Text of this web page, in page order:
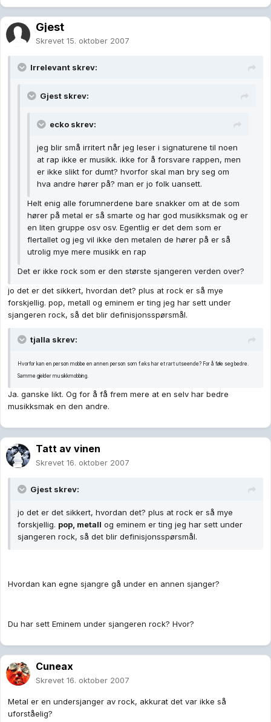
Gjest
Skrevet 15. oktober 2007
Irrelevant skrev:
Gjest skrev:
ecko skrev:
jeg blir små irritert når jeg leser i signaturene til noen
at rap ikke er musikk. ikke for å forsvare rappen, men
er ikke slikt for dumt? hvorfor skal man bry seg om
hva andre hører på? man er jo folk uansett.
Helt enig alle forumnerdene bare snakker om at de som
hører på metal er så smarte og har god musikksmak og er
en liten gruppe osv osv. Egentlig er det dem som er
flertallet og jeg vil ikke den metalen de hører på er så
utrolig mye mere musikk en rap
Det er ikke rock som er den største sjangeren verden over?
jo det er det sikkert, hvordan det? plus at rock er så mye
forskjellig. pop, metall og eminem er ting jeg har sett under
sjangeren rock, så det blir definisjonsspørsmål.
tjalla skrev:
Hvorfor kan en person mobbe en annen person som f.eks har et rart utseende? For å føle seg bedre.
Samme gjelder musikkmobbing.
Ja. ganske likt. Og for å få frem mere at en selv har bedre
musikksmak en den andre.
Tatt av vinen
Skrevet 16. oktober 2007
Gjest skrev:
jo det er det sikkert, hvordan det? plus at rock er så mye
forskjellig. pop, metall og eminem er ting jeg har sett under
sjangeren rock, så det blir definisjonsspørsmål.
Hvordan kan egne sjangre gå under en annen sjanger?
Du har sett Eminem under sjangeren rock? Hvor?
Cuneax
Skrevet 16. oktober 2007
Metal er en undersjanger av rock, akkurat det var ikke så
uforståelig?